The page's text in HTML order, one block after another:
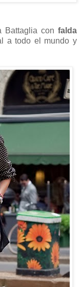
Battaglia con falda
a todo el mundo y